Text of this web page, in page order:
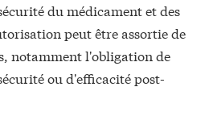
du médicament et des
peut être assortie de
notamment l'obligation de
ou d'efficacité post-